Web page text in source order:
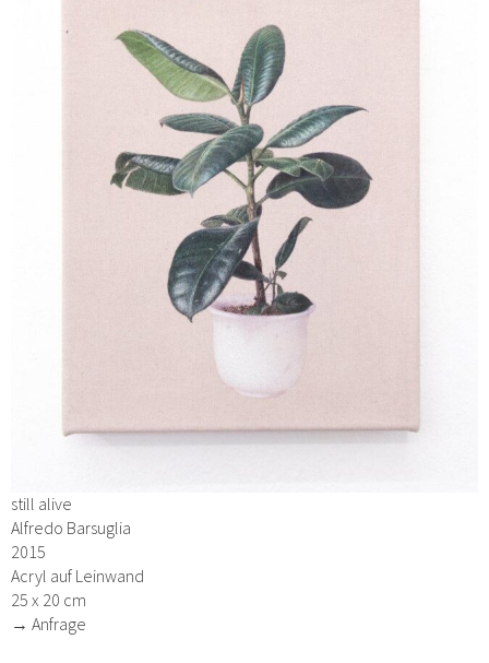
still alive
Alfredo Barsuglia
2015
Acryl auf Leinwand
25 x 20 cm
→ Anfrage